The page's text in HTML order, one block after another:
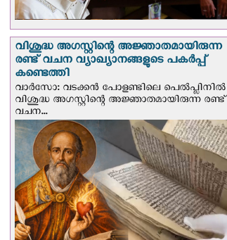
വിശുദ്ധ അഗസ്റ്റിന്റെ അജ്ഞാതമായിരുന്ന
രണ്ട് വചന വ്യാഖ്യാനങ്ങളുടെ പകര്‍പ്പ്
കണ്ടെത്തി
വാര്‍സോ: വടക്കൻ പോളണ്ടിലെ പെൽപ്ലിനില്‍
വിശുദ്ധ അഗസ്റ്റിന്റെ അജ്ഞാതമായിരുന്ന രണ്ട്
വചന...